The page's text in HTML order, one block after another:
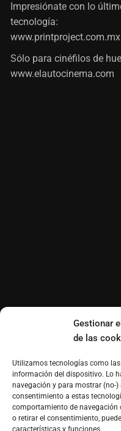
Gestionar
de las
Utilizamos tecnologías como
información del dispositivo. Lo
navegación y para mostrar (no-)
consentimiento a estas
comportamiento de navegación
o retirar el consentimiento,
características y funciones.
Impresiónate con lo
tecnología:
www.printproject.com.mx
Sólo para cinéfilos de
www.elautocinema.com